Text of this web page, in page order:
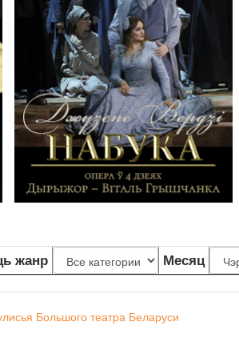
жанр Месяц
Большого театра Беларуси